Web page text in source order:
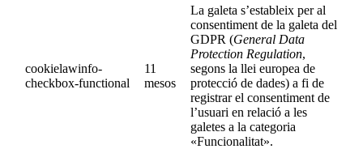
cookielawinfo-
checkbox-functional
11
mesos
La galeta s’estableix per al
consentiment de la galeta del
GDPR (General Data
Protection Regulation,
segons la llei europea de
protecció de dades) a fi de
registrar el consentiment de
l’usuari en relació a les
galetes a la categoria
«Funcionalitat».